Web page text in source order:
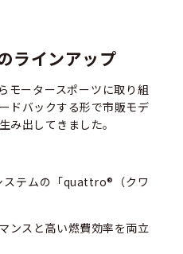
ラインアップ
モータースポーツに取り組
ドバックする形で市販モデ
み出してきました。
ステムの「quattro®（クワ
ンスと高い燃費効率を両立